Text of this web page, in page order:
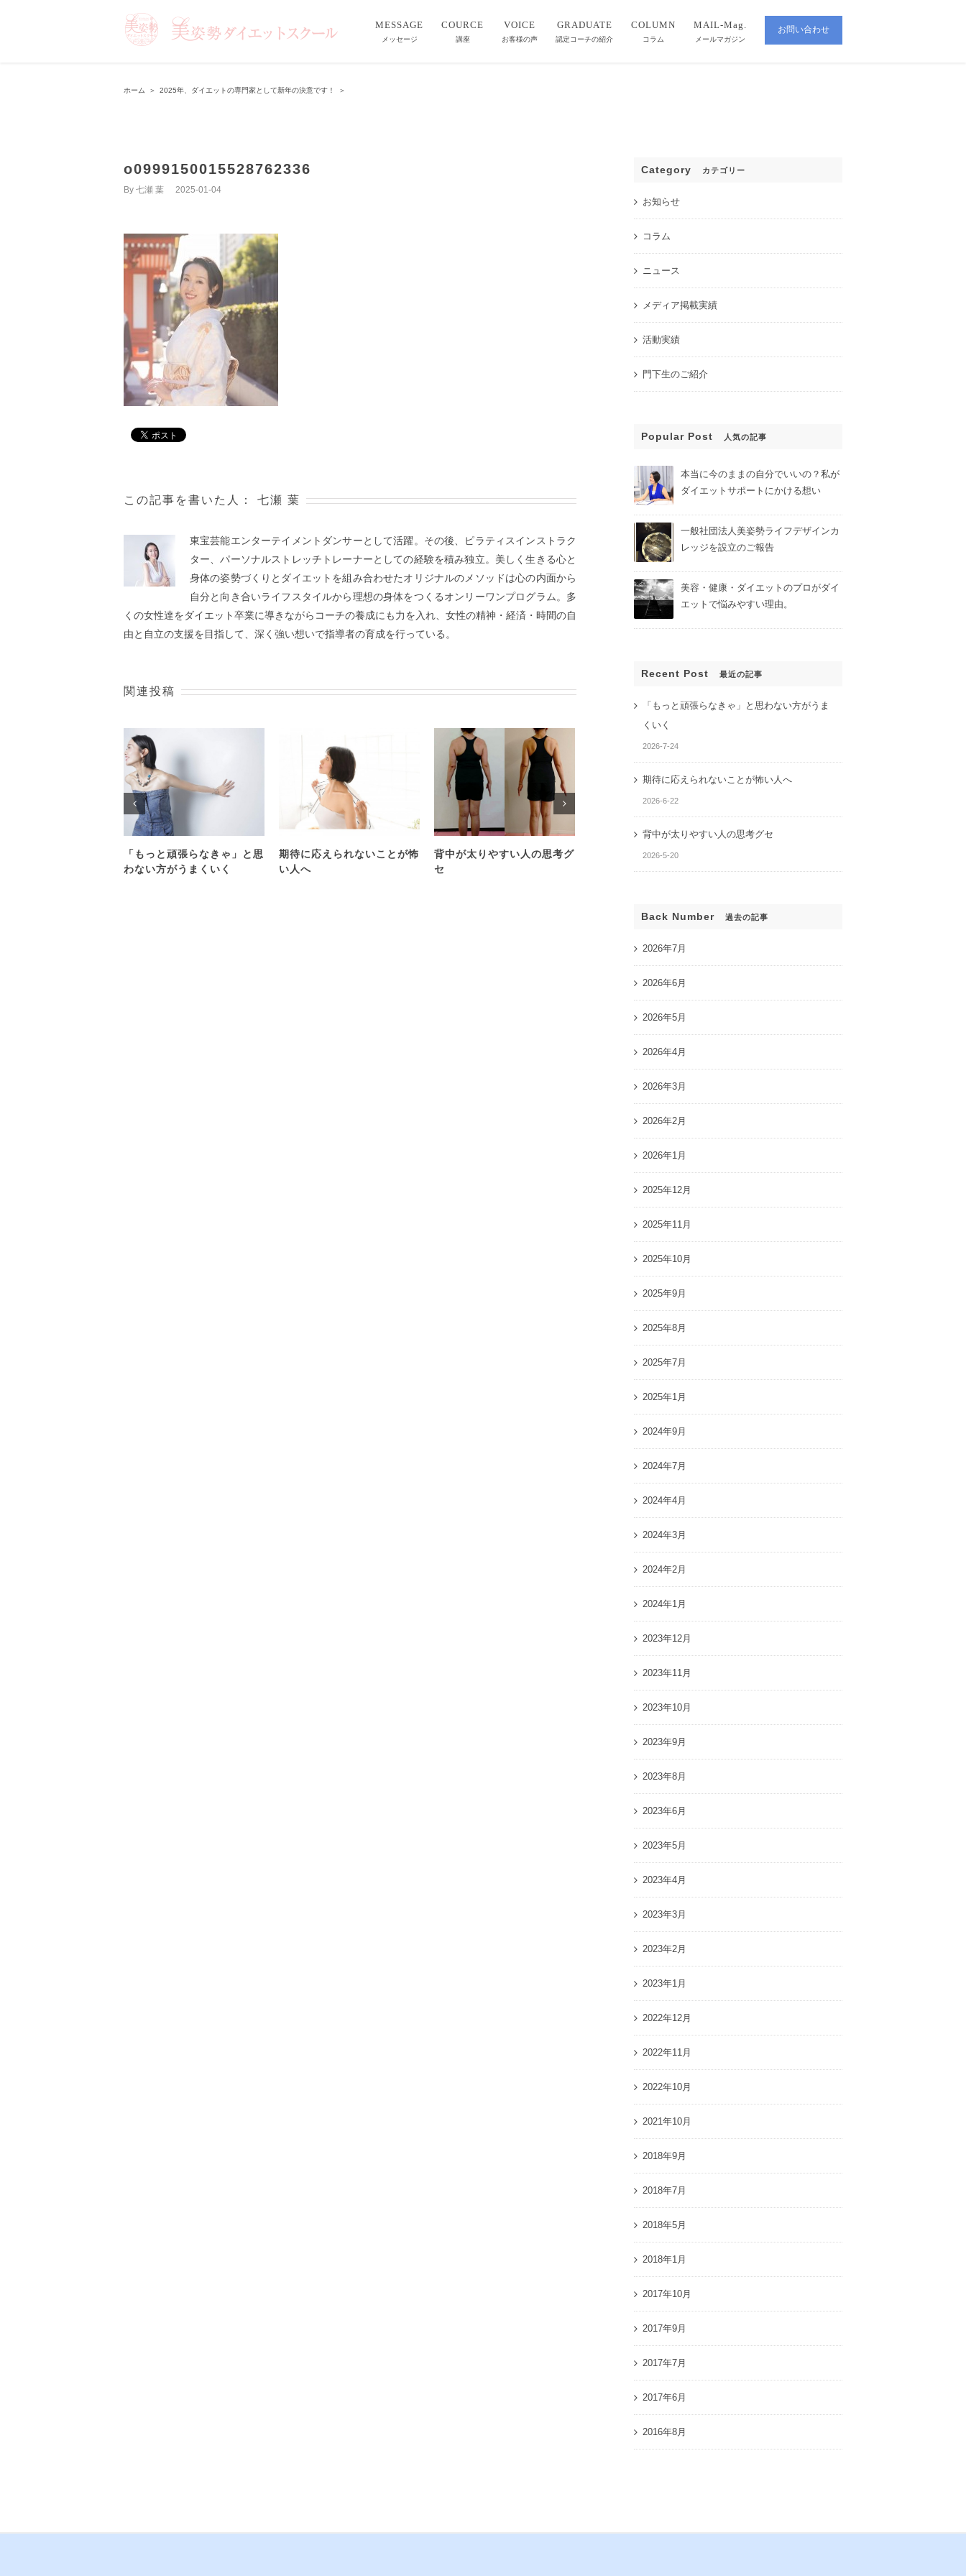
MESSAGE
メッセージ
COURCE
講座
VOICE
お客様の声
GRADUATE
認定コーチの紹介
COLUMN
コラム
MAIL-Mag.
メールマガジン
CONTACT
お問い合わせ
ホーム ＞ 2025年、ダイエットの専門家として新年の決意です！ ＞
o0999150015528762336
By 七瀬 葉 2025-01-04
この記事を書いた人： 七瀬 葉
東宝芸能エンターテイメントダンサーとして活躍。その後、ピラティスインストラク
ター、パーソナルストレッチトレーナーとしての経験を積み独立。美しく生きる心と
身体の姿勢づくりとダイエットを組み合わせたオリジナルのメソッドは心の内面から
自分と向き合いライフスタイルから理想の身体をつくるオンリーワンプログラム。多
くの女性達をダイエット卒業に導きながらコーチの養成にも力を入れ、女性の精神・経済・時間の自
由と自立の支援を目指して、深く強い想いで指導者の育成を行っている。
関連投稿
「もっと頑張らなきゃ」と思
わない方がうまくいく
期待に応えられないことが怖
い人へ
背中が太りやすい人の思考グ
セ
心理学を学んでも、変わらな
かる２つの質問
Category カテゴリー
お知らせ
コラム
ニュース
メディア掲載実績
活動実績
門下生のご紹介
Popular Post 人気の記事
本当に今のままの自分でいいの？私が
ダイエットサポートにかける想い
一般社団法人美姿勢ライフデザインカ
レッジを設立のご報告
美容・健康・ダイエットのプロがダイ
エットで悩みやすい理由。
Recent Post 最近の記事
「もっと頑張らなきゃ」と思わない方がうま
くいく
2026-7-24
期待に応えられないことが怖い人へ
2026-6-22
背中が太りやすい人の思考グセ
2026-5-20
Back Number 過去の記事
2026年7月
2026年6月
2026年5月
2026年4月
2026年3月
2026年2月
2026年1月
2025年12月
2025年11月
2025年10月
2025年9月
2025年8月
2025年7月
2025年1月
2024年9月
2024年7月
2024年4月
2024年3月
2024年2月
2024年1月
2023年12月
2023年11月
2023年10月
2023年9月
2023年8月
2023年6月
2023年5月
2023年4月
2023年3月
2023年2月
2023年1月
2022年12月
2022年11月
2022年10月
2021年10月
2018年9月
2018年7月
2018年5月
2018年1月
2017年10月
2017年9月
2017年7月
2017年6月
2016年8月